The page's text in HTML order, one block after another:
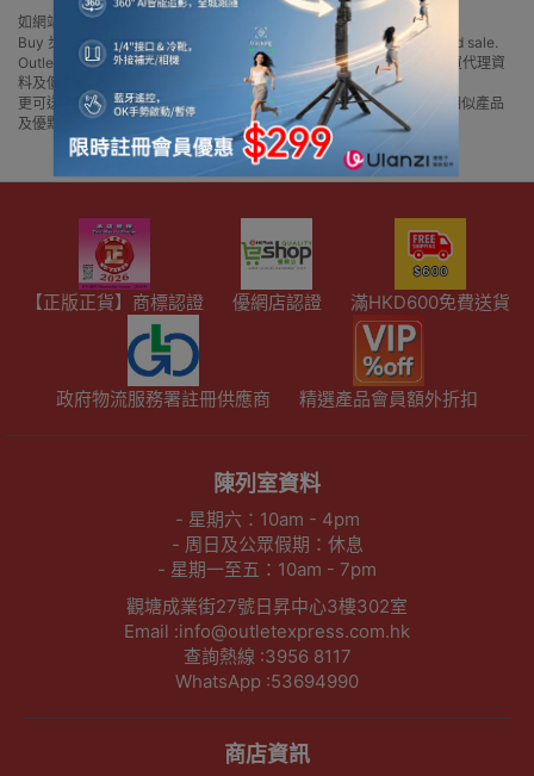
如網站未及時更新資料，歡迎與我們聯絡。
Buy 步行機 price in outletexpress .com Hong Kong.In promotion and sale.
Outlet Express HK 生活百貨城在香港觀塘提供 步行機 在那裡買邊到買代理資
料及價錢實惠借批發優惠以及公司學校報價，
更可送到香港或澳門而部份產品比團購更優惠，更可以為你推薦推介相似產品
及優點缺點，請留意我們最新產品價格更新
【正版正貨】商標認證 優網店認證 滿HKD600免費送貨
政府物流服務署註冊供應商 精選產品會員額外折扣
陳列室資料
- 星期六：10am - 4pm
- 周日及公眾假期：休息
- 星期一至五：10am - 7pm
觀塘成業街27號日昇中心3樓302室
Email :info@outletexpress.com.hk
查詢熱線 :3956 8117
WhatsApp :53694990
商店資訊